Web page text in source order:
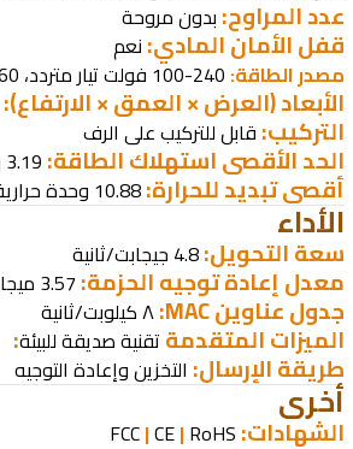
عدد المراوح: بدون مروحة
قفل الأمان المادي: نعم
مصدر الطاقة: 100-240 فولت تيار متردد، 50/60 هرتز
الأبعاد (العرض × العمق × الارتفاع):
التركيب: قابل للتركيب على الرف
الحد الأقصى استهلاك الطاقة:
أقصى تبديد للحرارة:
الأداء
سعة التحويل:
معدل إعادة توجيه الحزمة:
جدول عناوين ٨كيلوبت/ثانية
الميزات المتقدمة تقنية صديقة للبيئة:
طريقة الإرسال: التخزين وإعادة التوجيه
أخرى
الشهادات:
|CE|RoHS